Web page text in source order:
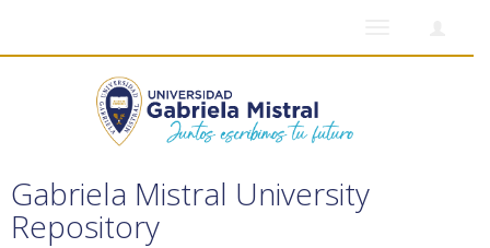
Gabriela Mistral University
Repository